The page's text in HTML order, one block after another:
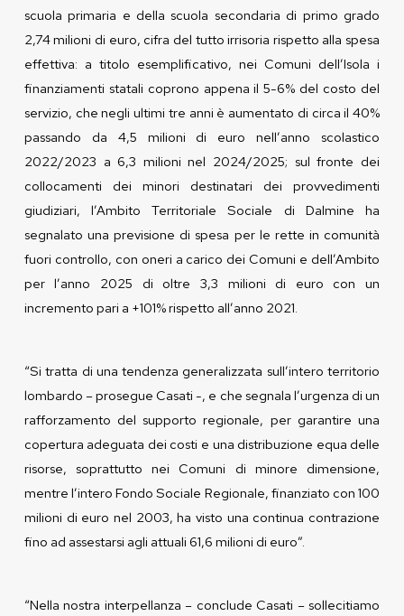
scuola primaria e della scuola secondaria di primo grado
2,74 milioni di euro, cifra del tutto irrisoria rispetto alla spesa
effettiva: a titolo esemplificativo, nei Comuni dell’Isola i
finanziamenti statali coprono appena il 5-6% del costo del
servizio, che negli ultimi tre anni è aumentato di circa il 40%
passando da 4,5 milioni di euro nell’anno scolastico
2022/2023 a 6,3 milioni nel 2024/2025; sul fronte dei
collocamenti dei minori destinatari dei provvedimenti
giudiziari, l’Ambito Territoriale Sociale di Dalmine ha
segnalato una previsione di spesa per le rette in comunità
fuori controllo, con oneri a carico dei Comuni e dell’Ambito
per l’anno 2025 di oltre 3,3 milioni di euro con un
incremento pari a +101% rispetto all’anno 2021.
“Si tratta di una tendenza generalizzata sull’intero territorio
lombardo – prosegue Casati -, e che segnala l’urgenza di un
rafforzamento del supporto regionale, per garantire una
copertura adeguata dei costi e una distribuzione equa delle
risorse, soprattutto nei Comuni di minore dimensione,
mentre l’intero Fondo Sociale Regionale, finanziato con 100
milioni di euro nel 2003, ha visto una continua contrazione
fino ad assestarsi agli attuali 61,6 milioni di euro”.
“Nella nostra interpellanza – conclude Casati – sollecitiamo